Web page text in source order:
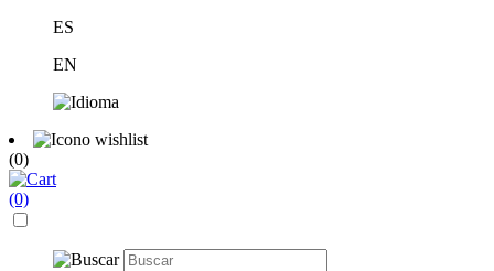
ES
EN
(0)
(0)